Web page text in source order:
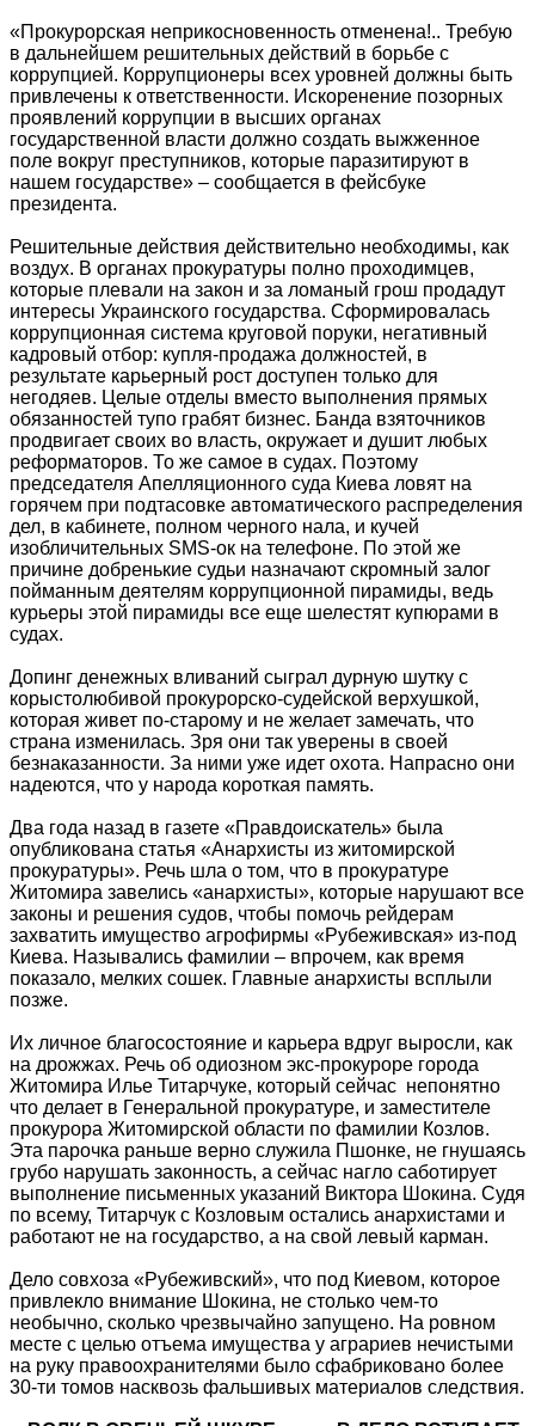
«Прокурорская неприкосновенность отменена!.. Требую
в дальнейшем решительных действий в борьбе с
коррупцией. Коррупционеры всех уровней должны быть
привлечены к ответственности. Искоренение позорных
проявлений коррупции в высших органах
государственной власти должно создать выжженное
поле вокруг преступников, которые паразитируют в
нашем государстве» – сообщается в фейсбуке
президента.
Решительные действия действительно необходимы, как
воздух. В органах прокуратуры полно проходимцев,
которые плевали на закон и за ломаный грош продадут
интересы Украинского государства. Сформировалась
коррупционная система круговой поруки, негативный
кадровый отбор: купля-продажа должностей, в
результате карьерный рост доступен только для
негодяев. Целые отделы вместо выполнения прямых
обязанностей тупо грабят бизнес. Банда взяточников
продвигает своих во власть, окружает и душит любых
реформаторов. То же самое в судах. Поэтому
председателя Апелляционного суда Киева ловят на
горячем при подтасовке автоматического распределения
дел, в кабинете, полном черного нала, и кучей
изобличительных SMS-ок на телефоне. По этой же
причине добренькие судьи назначают скромный залог
пойманным деятелям коррупционной пирамиды, ведь
курьеры этой пирамиды все еще шелестят купюрами в
судах.
Допинг денежных вливаний сыграл дурную шутку с
корыстолюбивой прокурорско-судейской верхушкой,
которая живет по-старому и не желает замечать, что
страна изменилась. Зря они так уверены в своей
безнаказанности. За ними уже идет охота. Напрасно они
надеются, что у народа короткая память.
Два года назад в газете «Правдоискатель» была
опубликована статья «Анархисты из житомирской
прокуратуры». Речь шла о том, что в прокуратуре
Житомира завелись «анархисты», которые нарушают все
законы и решения судов, чтобы помочь рейдерам
захватить имущество агрофирмы «Рубеживская» из-под
Киева. Назывались фамилии – впрочем, как время
показало, мелких сошек. Главные анархисты всплыли
позже.
Их личное благосостояние и карьера вдруг выросли, как
на дрожжах. Речь об одиозном экс-прокуроре города
Житомира Илье Титарчуке, который сейчас непонятно
что делает в Генеральной прокуратуре, и заместителе
прокурора Житомирской области по фамилии Козлов.
Эта парочка раньше верно служила Пшонке, не гнушаясь
грубо нарушать законность, а сейчас нагло саботирует
выполнение письменных указаний Виктора Шокина. Судя
по всему, Титарчук с Козловым остались анархистами и
работают не на государство, а на свой левый карман.
Дело совхоза «Рубеживский», что под Киевом, которое
привлекло внимание Шокина, не столько чем-то
необычно, сколько чрезвычайно запущено. На ровном
месте с целью отъема имущества у аграриев нечистыми
на руку правоохранителями было сфабриковано более
30-ти томов насквозь фальшивых материалов следствия.